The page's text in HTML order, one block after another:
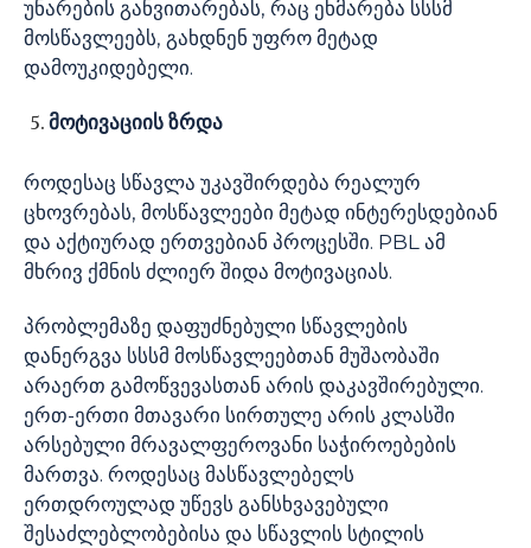
უნარების განვითარებას, რაც ეხმარება სსსმ
მოსწავლეებს, გახდნენ უფრო მეტად
დამოუკიდებელი.
მოტივაციის ზრდა
როდესაც სწავლა უკავშირდება რეალურ
ცხოვრებას, მოსწავლეები მეტად ინტერესდებიან
და აქტიურად ერთვებიან პროცესში. PBL ამ
მხრივ ქმნის ძლიერ შიდა მოტივაციას.
პრობლემაზე დაფუძნებული სწავლების
დანერგვა სსსმ მოსწავლეებთან მუშაობაში
არაერთ გამოწვევასთან არის დაკავშირებული.
ერთ-ერთი მთავარი სირთულე არის კლასში
არსებული მრავალფეროვანი საჭიროებების
მართვა. როდესაც მასწავლებელს
ერთდროულად უწევს განსხვავებული
შესაძლებლობებისა და სწავლის სტილის